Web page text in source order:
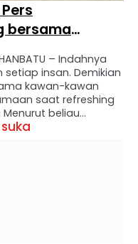
bersama
– Indahnya
insan. Demikian
kawan-kawan
saat refreshing
beliau
mengerti akan
orang lain. Beliau